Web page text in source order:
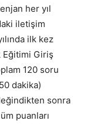
her yıl
iletişim
ilk kez
Eğitimi Giriş
120 soru
dakika)
sonra
puanları